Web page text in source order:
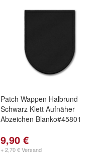
Patch Wappen Halbrund
Schwarz Klett Aufnäher
Abzeichen Blanko#45801
9,90 €
+ 2,70 € Versand